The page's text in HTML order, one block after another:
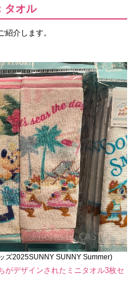
タオル
介します。
ズ2025SUNNY SUNNY Summer)
がデザインされたミニタオル3枚セ